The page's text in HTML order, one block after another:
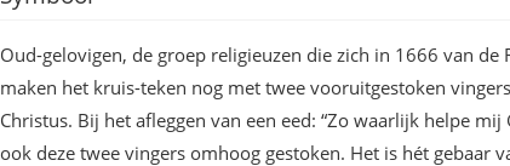
Oud-gelovigen, de groep religieuzen die zich in 1666 van de
maken het kruis-teken nog met twee vooruitgestoken
Christus. Bij het afleggen van een eed: “Zo waarlijk helpe
ook deze twee vingers omhoog gestoken. Het is hét gebaar